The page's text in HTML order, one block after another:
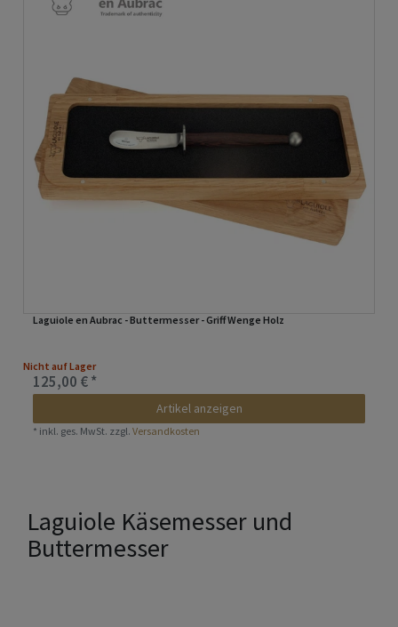
Laguiole en Aubrac - Buttermesser - Griff Wenge Holz
Nicht auf Lager
125,00 € *
Artikel anzeigen
* inkl. ges. MwSt. zzgl.Versandkosten
Laguiole Käsemesser und
Buttermesser